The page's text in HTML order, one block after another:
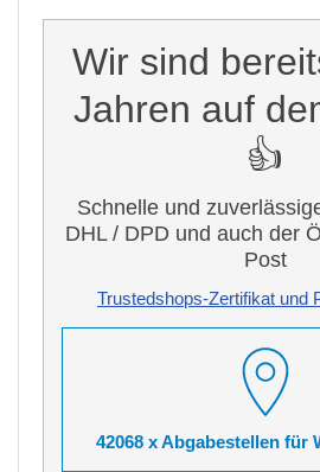
Wir sind
Jahren auf
👍
Schnelle und
DHL / DPD und auch der
Post
Trustedshops-Zertifikat und
42068 x Abgabestellen für